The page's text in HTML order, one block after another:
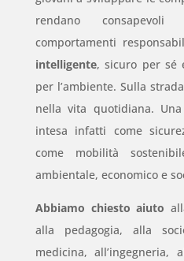
rendano
comportamenti
intelligente, sicuro per sé
per l’ambiente. Sulla
nella vita quotidiana.
intesa infatti come
come mobilità
ambientale, economico e
Abbiamo chiesto aiuto
alla pedagogia, alla
medicina, all’ingegneria,